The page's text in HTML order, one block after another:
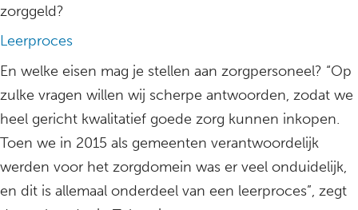
zorggeld?
Leerproces
En welke eisen mag je stellen aan zorgpersoneel? “Op
zulke vragen willen wij scherpe antwoorden, zodat we
heel gericht kwalitatief goede zorg kunnen inkopen.
Toen we in 2015 als gemeenten verantwoordelijk
werden voor het zorgdomein was er veel onduidelijk,
en dit is allemaal onderdeel van een leerproces”, zegt